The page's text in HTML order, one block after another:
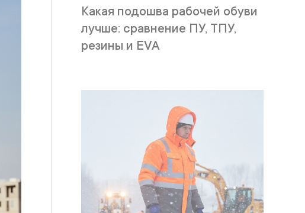
Какая подошва рабочей обуви
лучше: сравнение ПУ, ТПУ,
резины и EVA